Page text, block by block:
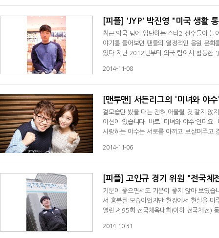
[피플] 'JYP' 박진영 "미국 생활
최근 외국 팀에 입단하는 스타2 선수들이 늘
야기를 들어보면 팬들의 열정적인 응원 문
있다.지난 2012년부터 외국 팀에서 활동한
2014-11-08
[맨투맨] 서든리그의 '미녀와 야
겉모습만 봤을 때는 전혀 어울릴 것 같지 않
이션이 있습니다. 바로 '미녀와 야수'인데요.
사랑하는 야수는 서로를 아끼고 보살펴주고
2014-11-06
[피플] 고인규 경기 위원 "전국체
기분이 좋으면서도 기분이 좋지 않아 보였
서 흥분된 모습이었지만 현장에서 현실을
열린 제95회 전국체육대회(이하 전국체전)
2014-10-31